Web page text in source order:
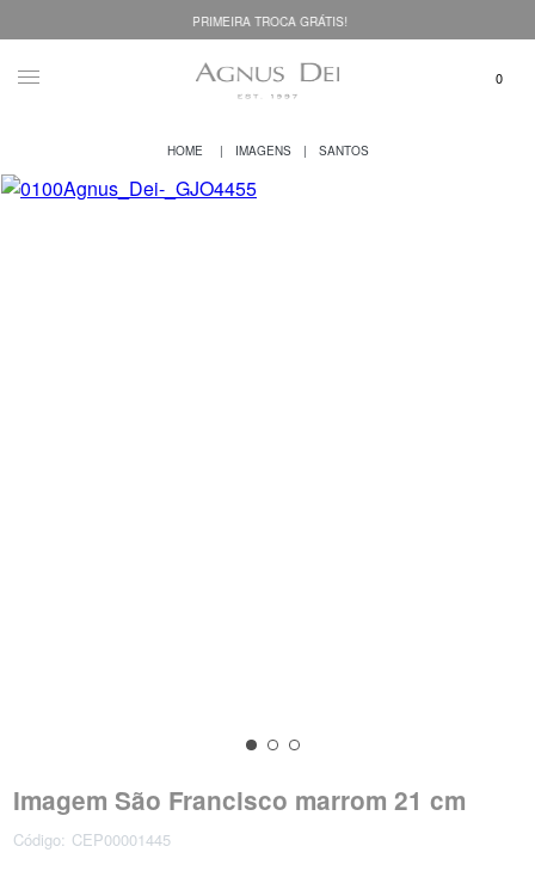
PRIMEIRA TROCA GRÁTIS!
IMAGENS SANTOS
Imagem São Francisco marrom 21 cm
Código: CEP00001445